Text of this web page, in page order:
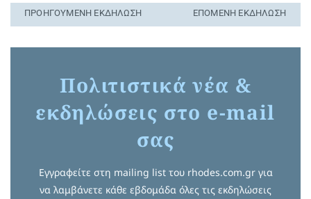
ΠΡΟΗΓΟΎΜΕΝΗ ΕΚΔΉΛΩΣΗ ΕΠΌΜΕΝΗ ΕΚΔΉΛΩΣΗ
Πολιτιστικά νέα &
εκδηλώσεις στο e-mail
σας
Εγγραφείτε στη mailing list του rhodes.com.gr για
να λαμβάνετε κάθε εβδομάδα όλες τις εκδηλώσεις